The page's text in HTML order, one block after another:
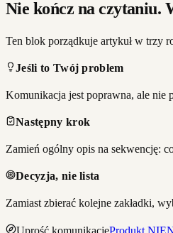
Nie kończ na czytaniu.
Ten blok porządkuje artykuł w trzy
Jeśli to Twój problem
Komunikacja jest poprawna, ale nie
Następny krok
Zamień ogólny opis na sekwencję:
Decyzja, nie lista
Zamiast zbierać kolejne zakładki,